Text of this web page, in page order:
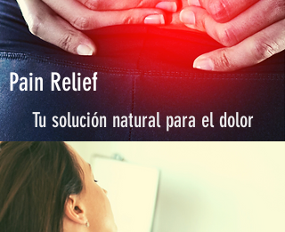
Pain Relief
Tu solución natural para el dolor